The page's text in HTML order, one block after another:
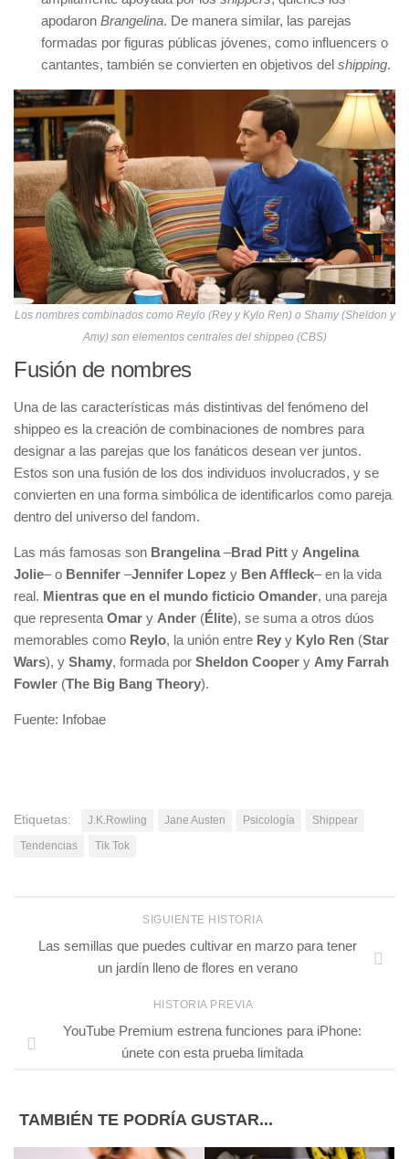
apodaron Brangelina. De manera similar, las parejas
formadas por figuras públicas jóvenes, como influencers o
cantantes, también se convierten en objetivos del shipping.
Los nombres combinados como Reylo (Rey y Kylo Ren) o Shamy (Sheldon y
Amy) son elementos centrales del shippeo (CBS)
Fusión de nombres
Una de las características más distintivas del fenómeno del
shippeo es la creación de combinaciones de nombres para
designar a las parejas que los fanáticos desean ver juntos.
Estos son una fusión de los dos individuos involucrados, y se
convierten en una forma simbólica de identificarlos como pareja
dentro del universo del fandom.
Las más famosas son Brangelina –Brad Pitt y Angelina
Jolie– o Bennifer –Jennifer Lopez y Ben Affleck– en la vida
real. Mientras que en el mundo ficticio Omander, una pareja
que representa Omar y Ander (Élite), se suma a otros dúos
memorables como Reylo, la unión entre Rey y Kylo Ren (Star
Wars), y Shamy, formada por Sheldon Cooper y Amy Farrah
Fowler (The Big Bang Theory).
Fuente: Infobae
Etiquetas: J.K.Rowling Jane Austen Psicología
Shippear
Tendencias
Tik Tok
SIGUIENTE HISTORIA
Las semillas que puedes cultivar en marzo para tener
un jardín lleno de flores en verano
HISTORIA PREVIA
YouTube Premium estrena funciones para iPhone:
únete con esta prueba limitada
TAMBIÉN TE PODRÍA GUSTAR...